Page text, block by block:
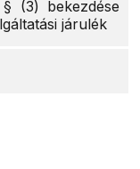
(3) bekezdése
járulék